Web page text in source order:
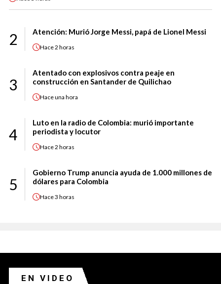
2 Atención: Murió Jorge Messi, papá de Lionel Messi
Hace2 horas
3
Atentado con explosivos contra peaje en
construcción en Santander de Quilichao
Haceuna hora
4
Luto en la radio de Colombia: murió importante
periodista y locutor
Hace2 horas
5
Gobierno Trump anuncia ayuda de 1.000 millones de
dólares para Colombia
Hace3 horas
EN VIDEO